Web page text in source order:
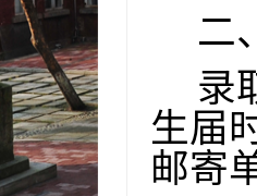
二
录
生届
邮寄